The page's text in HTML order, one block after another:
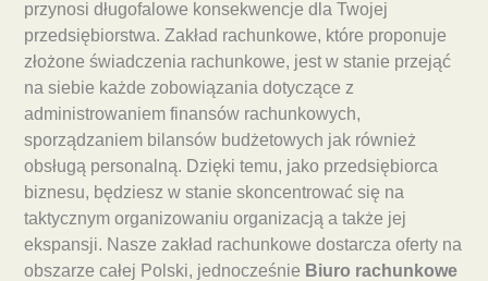
przynosi długofalowe konsekwencje dla Twojej
przedsiębiorstwa. Zakład rachunkowe, które proponuje
złożone świadczenia rachunkowe, jest w stanie przejąć
na siebie każde zobowiązania dotyczące z
administrowaniem finansów rachunkowych,
sporządzaniem bilansów budżetowych jak również
obsługą personalną. Dzięki temu, jako przedsiębiorca
biznesu, będziesz w stanie skoncentrować się na
taktycznym organizowaniu organizacją a także jej
ekspansji. Nasze zakład rachunkowe dostarcza oferty na
obszarze całej Polski, jednocześnie Biuro rachunkowe